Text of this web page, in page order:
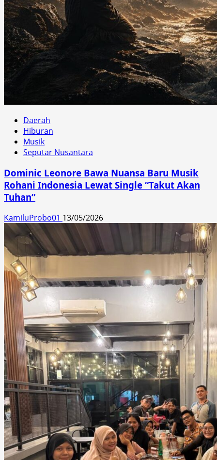
Daerah
Hiburan
Musik
Seputar Nusantara
Dominic Leonore Bawa Nuansa Baru Musik
Rohani Indonesia Lewat Single “Takut Akan
Tuhan”
KamiluProbo01 13/05/2026